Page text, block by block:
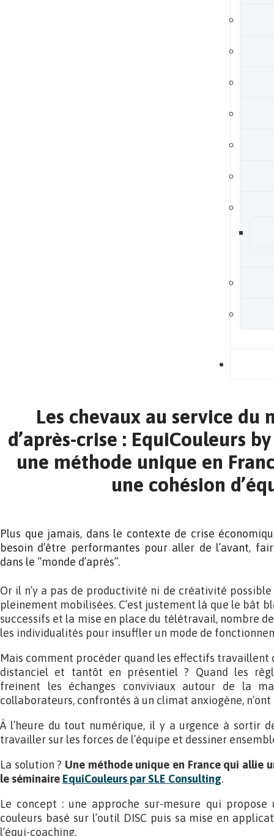
Les chevaux au service du
d’après-crise : EquiCouleurs
une méthode unique en
une cohésion
Plus que jamais, dans le contexte de crise
besoin d’être performantes pour aller de l’avant,
dans le “monde d’après”.
Or il n’y a pas de productivité ni de créativité possible
pleinement mobilisées. C’est justement là que le bât
successifs et la mise en place du télétravail, nombre
les individualités pour insuffler un mode de
Mais comment procéder quand les effectifs travaillent
distanciel et tantôt en présentiel ? Quand les
freinent les échanges conviviaux autour de la
collaborateurs, confrontés à un climat anxiogène,
À l’heure du tout numérique, il y a urgence à sortir
travailler sur les forces de l’équipe et dessiner
La solution ? Une méthode unique en France qui allie
le séminaire EquiCouleurs par SLE Consulting.
Le concept : une approche sur-mesure qui
couleurs basé sur l’outil DISC puis sa mise en
l’équi-coaching.